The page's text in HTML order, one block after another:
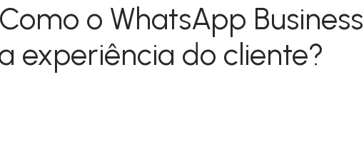
o WhatsApp
experiência do cliente?